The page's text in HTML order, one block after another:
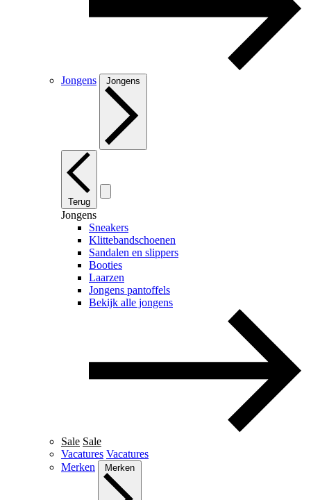
Jongens Jongens
Terug
Jongens
Sneakers
Klittebandschoenen
Sandalen en slippers
Booties
Laarzen
Jongens pantoffels
Bekijk alle jongens
Sale Sale
Vacatures Vacatures
Merken
Merken